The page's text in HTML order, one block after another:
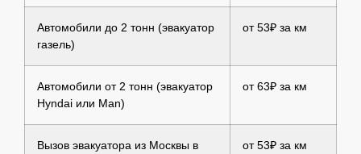
Автомобили до 2 тонн (эвакуатор
газель)
от 53₽ за км
Автомобили от 2 тонн (эвакуатор
Hyndai или Man)
от 63₽ за км
Вызов эвакуатора из Москвы в
от 53₽ за км